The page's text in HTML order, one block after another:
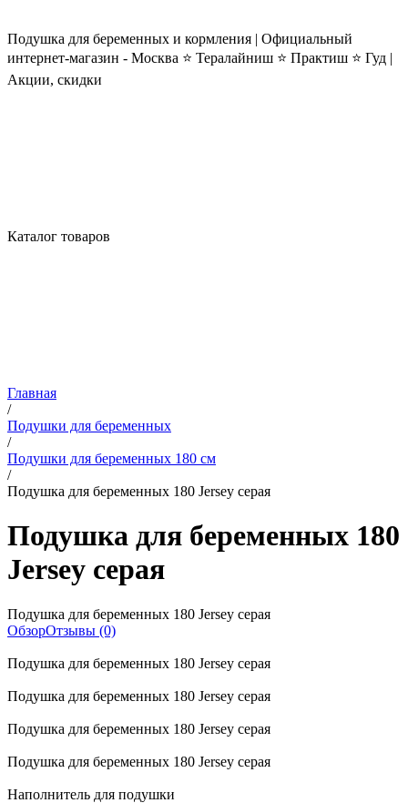
Подушка для беременных и кормления | Официальный
интернет-магазин - Москва ⭐ Тералайниш ⭐ Практиш ⭐ Гуд |
Акции, скидки
Каталог товаров
Главная
/
Подушки для беременных
/
Подушки для беременных 180 см
/
Подушка для беременных 180 Jersey серая
Подушка для беременных 180
Jersey серая
Подушка для беременных 180 Jersey серая
ОбзорОтзывы (0)
Подушка для беременных 180 Jersey серая
Подушка для беременных 180 Jersey серая
Подушка для беременных 180 Jersey серая
Подушка для беременных 180 Jersey серая
Наполнитель для подушки